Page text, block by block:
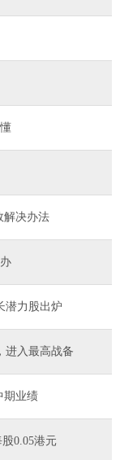
解决办法
潜力股出炉
进入最高战备
期业绩
0.05港元